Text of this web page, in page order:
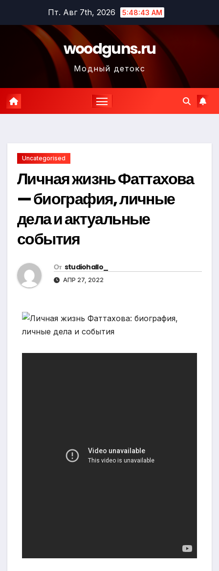
содержимому
Пт. Авг 7th, 2026 5:48:44 AM
woodguns.ru
Модный детокс
Uncategorised
Личная жизнь Фаттахова
— биография, личные
дела и актуальные
события
От studiohallo_
АПР 27, 2022